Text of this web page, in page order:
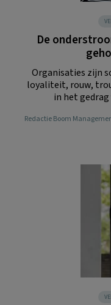
De
Organisaties zijn
loyaliteit, rouw,
in het
Redactie Boom